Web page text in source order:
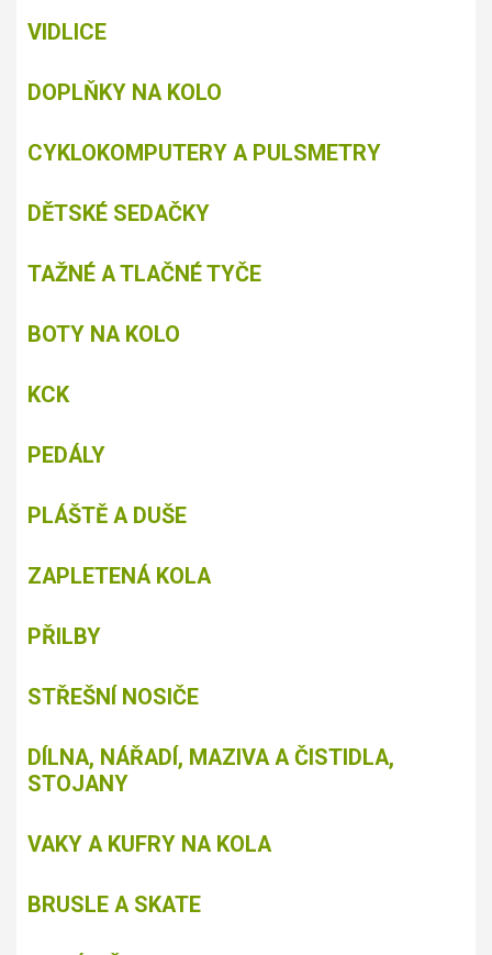
VIDLICE
DOPLŇKY NA KOLO
CYKLOKOMPUTERY A PULSMETRY
DĚTSKÉ SEDAČKY
TAŽNÉ A TLAČNÉ TYČE
BOTY NA KOLO
KCK
PEDÁLY
PLÁŠTĚ A DUŠE
ZAPLETENÁ KOLA
PŘILBY
STŘEŠNÍ NOSIČE
DÍLNA, NÁŘADÍ, MAZIVA A ČISTIDLA,
STOJANY
VAKY A KUFRY NA KOLA
BRUSLE A SKATE